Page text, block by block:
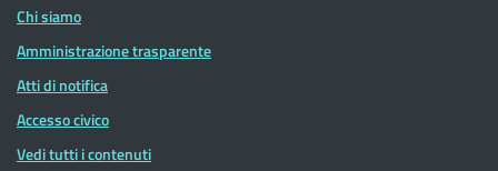
Chi siamo
Amministrazione trasparente
Atti di notifica
Accesso civico
Vedi tutti i contenuti